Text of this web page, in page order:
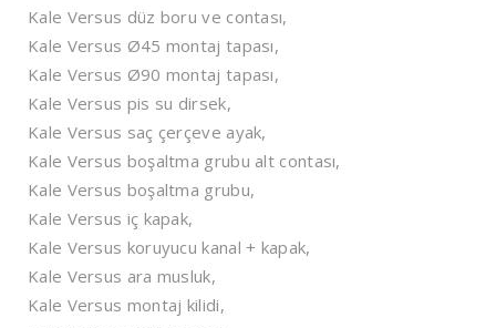
Kale Versus düz boru ve contası,
Kale Versus Ø45 montaj tapası,
Kale Versus Ø90 montaj tapası,
Kale Versus pis su dirsek,
Kale Versus saç çerçeve ayak,
Kale Versus boşaltma grubu alt contası,
Kale Versus boşaltma grubu,
Kale Versus iç kapak,
Kale Versus koruyucu kanal + kapak,
Kale Versus ara musluk,
Kale Versus montaj kilidi,